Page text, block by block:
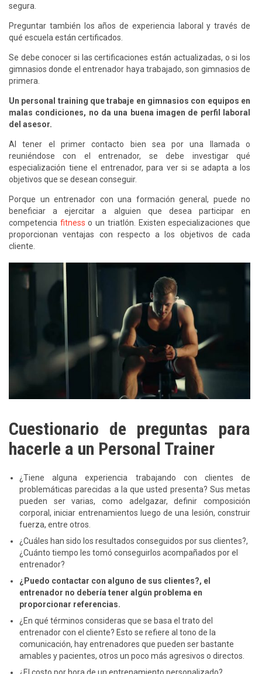
segura.
Preguntar también los años de experiencia laboral y través de
qué escuela están certificados.
Se debe conocer si las certificaciones están actualizadas, o si los
gimnasios donde el entrenador haya trabajado, son gimnasios de
primera.
Un personal training que trabaje en gimnasios con equipos en
malas condiciones, no da una buena imagen de perfil laboral
del asesor.
Al tener el primer contacto bien sea por una llamada o
reuniéndose con el entrenador, se debe investigar qué
especialización tiene el entrenador, para ver si se adapta a los
objetivos que se desean conseguir.
Porque un entrenador con una formación general, puede no
beneficiar a ejercitar a alguien que desea participar en
competencia fitness o un triatlón. Existen especializaciones que
proporcionan ventajas con respecto a los objetivos de cada
cliente.
Cuestionario de preguntas para
hacerle a un Personal Trainer
¿Tiene alguna experiencia trabajando con clientes de
problemáticas parecidas a la que usted presenta? Sus metas
pueden ser varias, como adelgazar, definir composición
corporal, iniciar entrenamientos luego de una lesión, construir
fuerza, entre otros.
¿Cuáles han sido los resultados conseguidos por sus clientes?,
¿Cuánto tiempo les tomó conseguirlos acompañados por el
entrenador?
¿Puedo contactar con alguno de sus clientes?, el
entrenador no debería tener algún problema en
proporcionar referencias.
¿En qué términos consideras que se basa el trato del
entrenador con el cliente? Esto se refiere al tono de la
comunicación, hay entrenadores que pueden ser bastante
amables y pacientes, otros un poco más agresivos o directos.
¿El costo por hora de un entrenamiento personalizado?